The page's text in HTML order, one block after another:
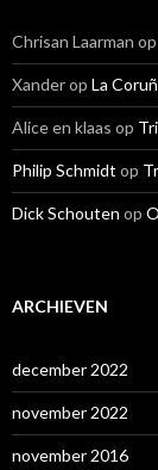
Chrisan Laarman op
Xanderop La
Alice en klaas op
Philip Schmidt op
Dick Schouten op
ARCHIEVEN
december 2022
november 2022
november 2016